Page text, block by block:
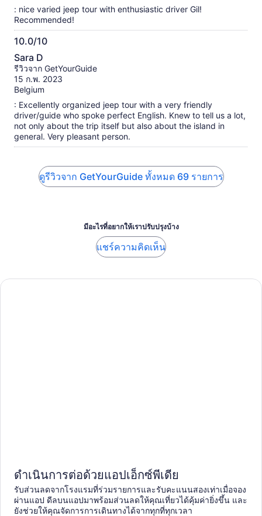
: nice varied jeep tour with enthusiastic driver Gil!
Recommended!
10.0/10
10.0
จาก
10
Sara D
รีวิวจาก GetYourGuide
15 ก.พ. 2023
Belgium
: Excellently organized jeep tour with a very friendly
driver/guide who spoke perfect English. Knew to tell us a lot,
not only about the trip itself but also about the island in
general. Very pleasant person.
ดูรีวิวจาก GetYourGuide ทั้งหมด 69 รายการ
มีอะไรที่อยากให้เราปรับปรุงบ้าง
แชร์ความคิดเห็น
ดำเนินการต่อด้วยแอปเอ็กซ์พีเดีย
รับส่วนลดจากโรงแรมที่ร่วมรายการและรับคะแนนสองเท่าเมื่อจอง
ผ่านแอป ดีลบนแอปมาพร้อมส่วนลดให้คุณเที่ยวได้คุ้มค่ายิ่งขึ้น และ
ยังช่วยให้คุณจัดการการเดินทางได้จากทุกที่ทุกเวลา